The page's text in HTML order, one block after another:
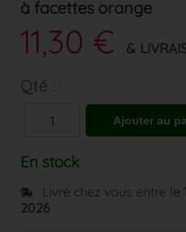
à facettes orange
11,30 € &
Qté :
En stock
Livré chez vous entre le
2026